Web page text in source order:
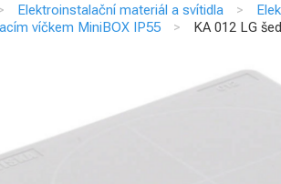
Elektroinstalační materiál a svítidla
víčkem MiniBOX IP55
KA 012 LG